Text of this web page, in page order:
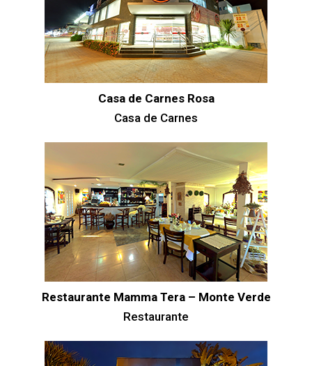
Casa de Carnes Rosa
Casa de Carnes
Restaurante Mamma Tera – Monte Verde
Restaurante